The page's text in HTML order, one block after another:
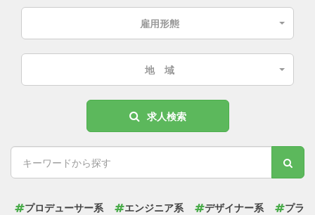
雇用形態
地 域
求人検索
プロデューサー系 エンジニア系 デザイナー系
プラ